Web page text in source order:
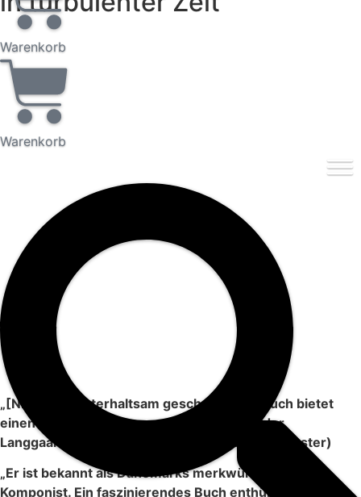
Warenkorb
Warenkorb
„[Nielsens] unterhaltsam geschriebenes Buch bietet
einen perfekten Kompass zur Erkundung der
Langgaard’schen Musiklandschaft.“ (Das Orchester)
„Er ist bekannt als Dänemarks merkwürdigster
Komponist. Ein faszinierendes Buch enthüllt neue